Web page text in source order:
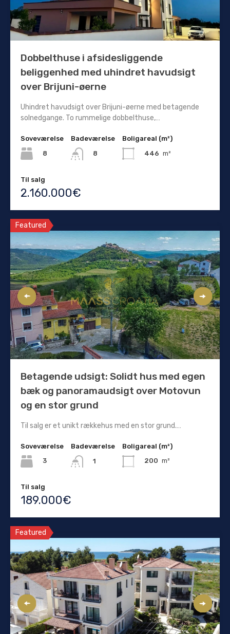
Dobbelthuse i afsidesliggende
beliggenhed med uhindret havudsigt
over Brijuni-øerne
Uhindret havudsigt over Brijuni-øerne med betagende
solnedgange. To rummelige dobbelthuse,…
Soveværelse
8
Badeværelse
8
Boligareal (m²)
446 m²
Til salg
2.160.000€
Featured
Betagende udsigt: Solidt hus med egen
bæk og panoramaudsigt over Motovun
og en stor grund
Til salg er et unikt rækkehus med en stor grund.…
Soveværelse
3
Badeværelse
1
Boligareal (m²)
200 m²
Til salg
189.000€
Featured